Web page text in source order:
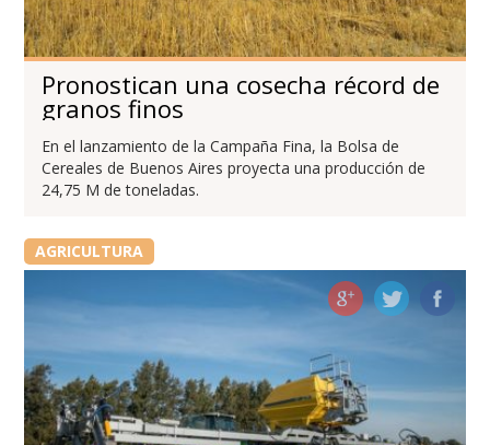
Pronostican una cosecha récord de
granos finos
En el lanzamiento de la Campaña Fina, la Bolsa de
Cereales de Buenos Aires proyecta una producción de
24,75 M de toneladas.
AGRICULTURA